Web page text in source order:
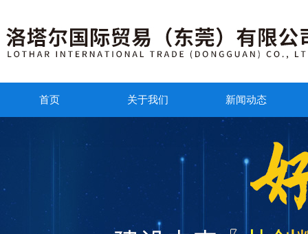
首页 关于我们 新闻动态